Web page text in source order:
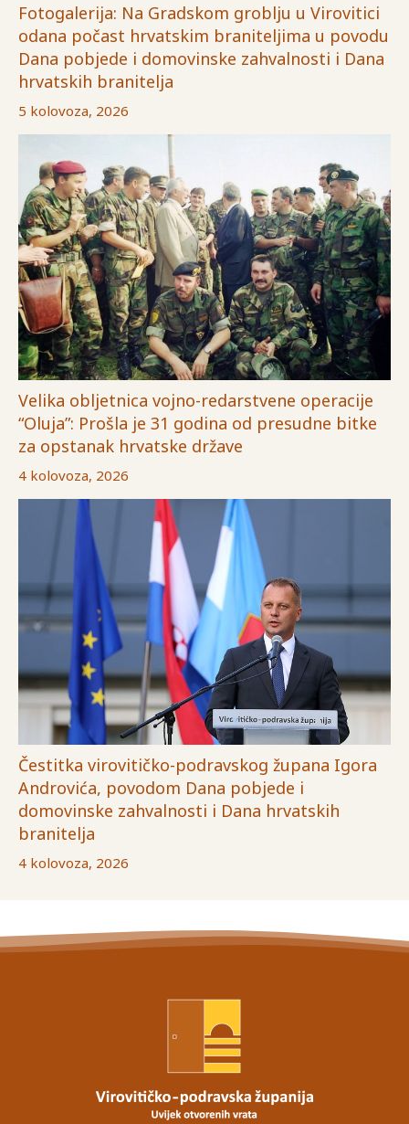
Fotogalerija: Na Gradskom groblju u Virovitici
odana počast hrvatskim braniteljima u povodu
Dana pobjede i domovinske zahvalnosti i Dana
hrvatskih branitelja
5 kolovoza, 2026
Velika obljetnica vojno-redarstvene operacije
“Oluja”: Prošla je 31 godina od presudne bitke
za opstanak hrvatske države
4 kolovoza, 2026
Čestitka virovitičko-podravskog župana Igora
Androvića, povodom Dana pobjede i
domovinske zahvalnosti i Dana hrvatskih
branitelja
4 kolovoza, 2026